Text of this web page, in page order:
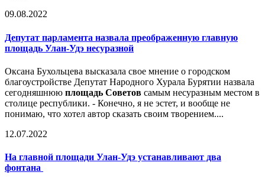
09.08.2022
Депутат парламента назвала преображенную главную
площадь Улан-Удэ несуразной
Оксана Бухольцева высказала свое мнение о городском
благоустройстве Депутат Народного Хурала Бурятии назвала
сегодняшнюю площадь Советов самым несуразным местом в
столице республики. - Конечно, я не эстет, и вообще не
понимаю, что хотел автор сказать своим творением....
12.07.2022
На главной площади Улан-Удэ устанавливают два
фонтана